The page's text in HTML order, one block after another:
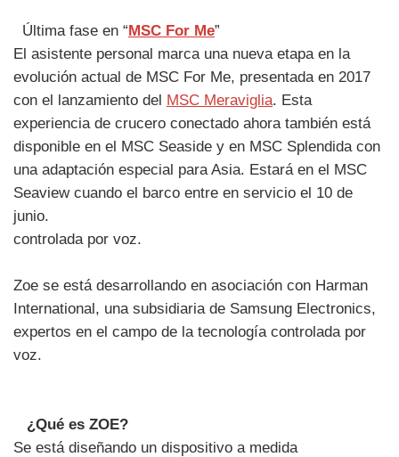
Última fase en “MSC For Me”
El asistente personal marca una nueva etapa en la
evolución actual de MSC For Me, presentada en 2017
con el lanzamiento del MSC Meraviglia. Esta
experiencia de crucero conectado ahora también está
disponible en el MSC Seaside y en MSC Splendida con
una adaptación especial para Asia. Estará en el MSC
Seaview cuando el barco entre en servicio el 10 de
junio.
controlada por voz.
Zoe se está desarrollando en asociación con Harman
International, una subsidiaria de Samsung Electronics,
expertos en el campo de la tecnología controlada por
voz.
¿Qué es ZOE?
Se está diseñando un dispositivo a medida